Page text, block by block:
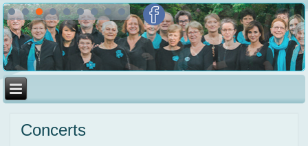
Concerts